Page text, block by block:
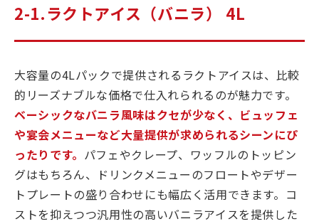
2-1.ラクトアイス（バニラ） 4L
大容量の4Lパックで提供されるラクトアイスは、比較
的リーズナブルな価格で仕入れられるのが魅力です。
ベーシックなバニラ風味はクセが少なく、ビュッフェ
や宴会メニューなど大量提供が求められるシーンにぴ
ったりです。 パフェやクレープ、ワッフルのトッピン
グはもちろん、ドリンクメニューのフロートやデザー
トプレートの盛り合わせにも幅広く活用できます。コ
ストを抑えつつ汎用性の高いバニラアイスを提供した